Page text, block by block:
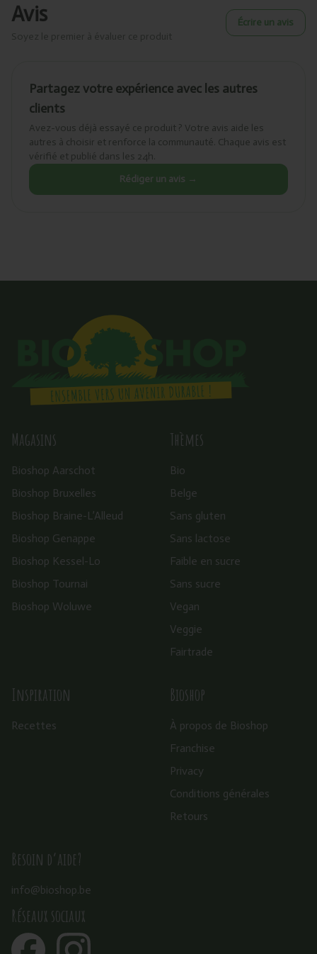
Avis Écrire un avis
Partagez votre expérience avec les autres
clients
Avez-vous déjà essayé ce produit ? Votre avis aide les
autres à choisir et renforce la communauté. Chaque avis est
vérifié et publié dans les 24h.
Rédiger un avis →
Magasins
Bioshop Aarschot
Bioshop Bruxelles
Bioshop Braine-L’Alleud
Bioshop Genappe
Bioshop Kessel-Lo
Bioshop Tournai
Bioshop Woluwe
Thèmes
Bio
Belge
Sans gluten
Sans lactose
Faible en sucre
Sans sucre
Vegan
Veggie
Fairtrade
Inspiration
Recettes
Bioshop
À propos de Bioshop
Franchise
Privacy
Conditions générales
Retours
Besoin d’aide?
info@bioshop.be
Réseaux sociaux